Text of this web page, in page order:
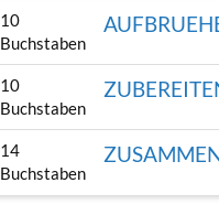
10
Buchstaben
10
Buchstaben
14
Buchstaben